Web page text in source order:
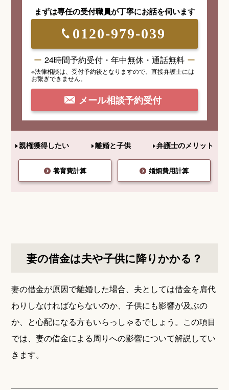
まずは専任の受付職員が丁寧にお話を伺います
0120-979-039
24時間予約受付・年中無休・通話無料
※法律相談は、受付予約後となりますので、 直接弁護士には
お繋ぎできません。
メール相談予約受付
親権獲得したい 離婚と子供 弁護士のメリット
養育費計算 婚姻費用計算
妻の借金は夫や子供に降りかかる？
妻の借金が原因で離婚した場合、夫としては借金を肩代
わりしなければならないのか、子供にも影響が及ぶの
か、と心配になる方もいらっしゃるでしょう。この項目
では、妻の借金による周りへの影響について解説してい
きます。